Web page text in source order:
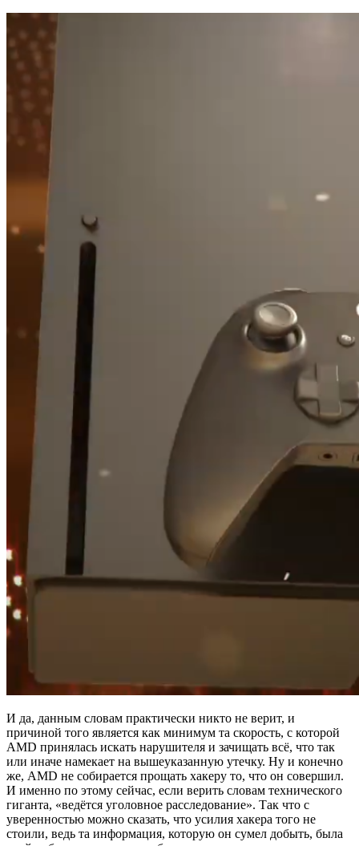
И да, данным словам практически никто не верит, и
причиной того является как минимум та скорость, с которой
AMD принялась искать нарушителя и зачищать всё, что так
или иначе намекает на вышеуказанную утечку. Ну и конечно
же, AMD не собирается прощать хакеру то, что он совершил.
И именно по этому сейчас, если верить словам технического
гиганта, «ведётся уголовное расследование». Так что с
уверенностью можно сказать, что усилия хакера того не
стоили, ведь та информация, которую он сумел добыть, была